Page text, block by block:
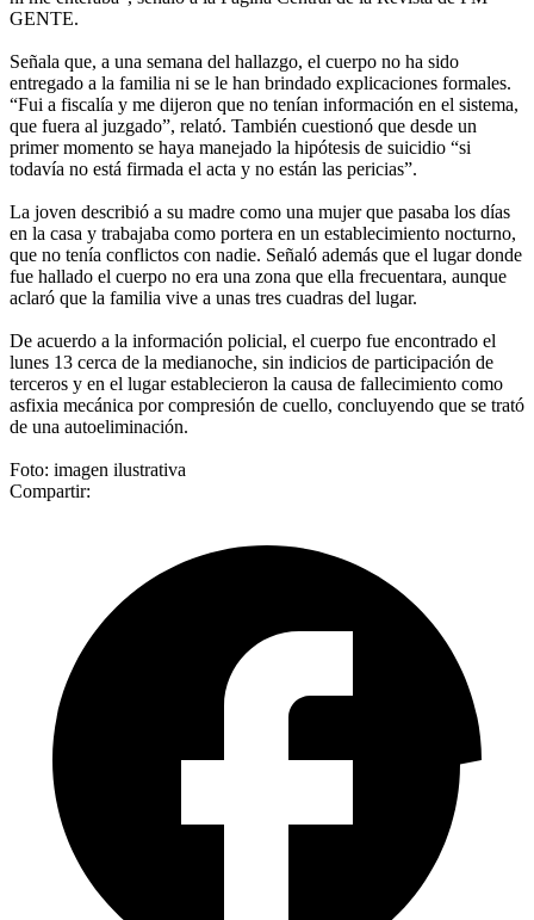
GENTE.
Señala que, a una semana del hallazgo, el cuerpo no ha sido
entregado a la familia ni se le han brindado explicaciones formales.
“Fui a fiscalía y me dijeron que no tenían información en el sistema,
que fuera al juzgado”, relató. También cuestionó que desde un
primer momento se haya manejado la hipótesis de suicidio “si
todavía no está firmada el acta y no están las pericias”.
La joven describió a su madre como una mujer que pasaba los días
en la casa y trabajaba como portera en un establecimiento nocturno,
que no tenía conflictos con nadie. Señaló además que el lugar donde
fue hallado el cuerpo no era una zona que ella frecuentara, aunque
aclaró que la familia vive a unas tres cuadras del lugar.
De acuerdo a la información policial, el cuerpo fue encontrado el
lunes 13 cerca de la medianoche, sin indicios de participación de
terceros y en el lugar establecieron la causa de fallecimiento como
asfixia mecánica por compresión de cuello, concluyendo que se trató
de una autoeliminación.
Foto: imagen ilustrativa
Compartir: